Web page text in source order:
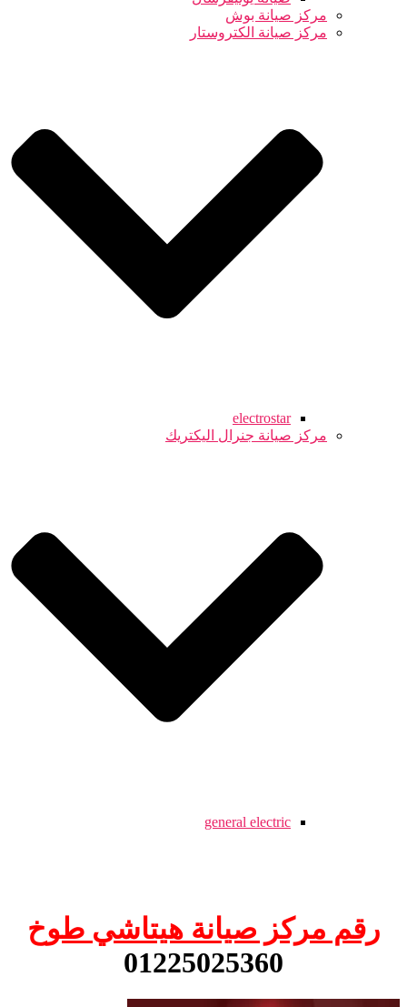
مركز صيانة بوش
مركز صيانة الكتروستار
electrostar
مركز صيانة جنرال اليكتريك
general electric
رقم مركز صيانة هيتاشي طوخ
01225025360